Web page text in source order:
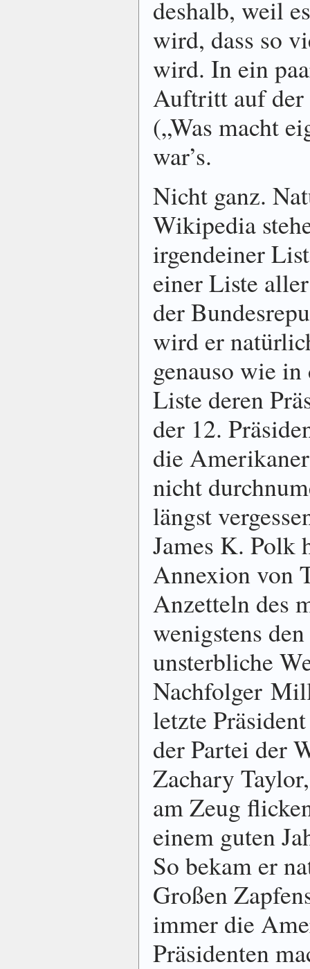
deshalb, weil
wird, dass so
wird. In ein
Auftritt auf der
(„Was macht
war’s.
Nicht ganz.
Wikipedia
irgendeiner
einer Liste
der
wird er
genauso wie
Liste deren
der 12.
die
nicht
längst
James K. Polk
Annexion von
Anzetteln des
wenigstens
unsterbliche
Nachfolger
letzte
der Partei der
Zachary
am Zeug
einem guten
So bekam er
Großen
immer die
Präsidenten